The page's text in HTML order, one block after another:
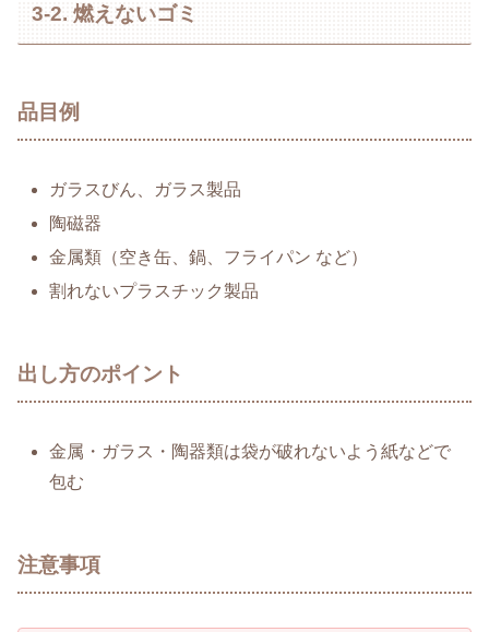
3-2. 燃えないゴミ
品目例
ガラスびん、ガラス製品
陶磁器
金属類（空き缶、鍋、フライパン など）
割れないプラスチック製品
出し方のポイント
金属・ガラス・陶器類は袋が破れないよう紙などで
包む
注意事項